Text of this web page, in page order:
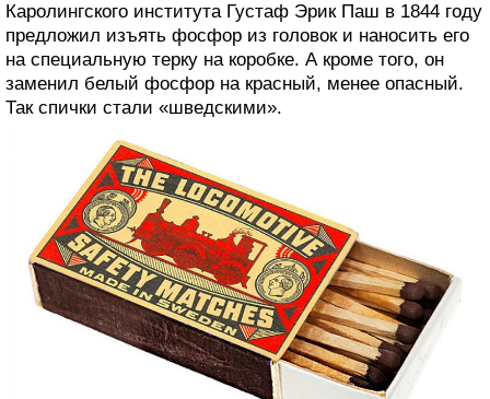
Каролингского института Густаф Эрик Паш в 1844 году
предложил изъять фосфор из головок и наносить его
на специальную терку на коробке. А кроме того, он
заменил белый фосфор на красный, менее опасный.
Так спички стали «шведскими».